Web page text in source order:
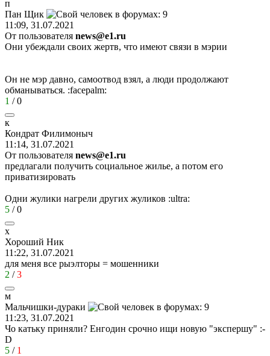
п
Пан Щик
11:09, 31.07.2021
От пользователя news@e1.ru
Они убеждали своих жертв, что имеют связи в мэрии
Он не мэр давно, самоотвод взял, а люди продолжают
обманываться. :facepalm:
1 /0
к
Кондрат Филимоныч
11:14, 31.07.2021
От пользователя news@e1.ru
предлагали получить социальное жилье, а потом его
приватизировать
Одни жулики нагрели других жуликов :ultra:
5 /0
х
Хороший Ник
11:22, 31.07.2021
для меня все рыэлторы = мошенники
2 /3
м
Мальчишки-дураки
11:23, 31.07.2021
Чо катьку приняли? Енгодин срочно ищи новую "экспершу" :-
D
5 / 1